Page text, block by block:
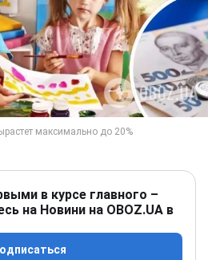
в курсе главного –
на Новини на OBOZ.UA в